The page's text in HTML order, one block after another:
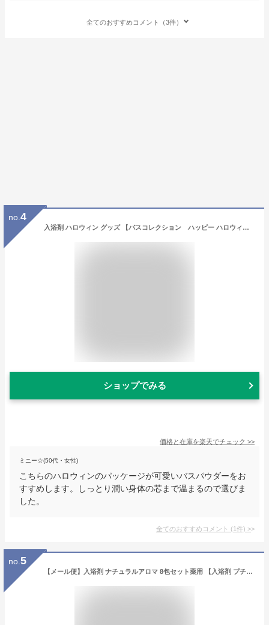
全てのおすすめコメント（3件）
no. 4
入浴剤 ハロウィン グッズ 【バスコレクション ハッピー ハロウィン バスパウダー 14個組】 送料 れ無料 でおトクな14個組！ 雑貨 おしゃれ かぼちゃ 子供 オレンジ プチギフト
ショップでみる
価格と在庫を楽天でチェック >>
ミニー☆(50代・女性)
こちらのハロウィンのパッケージが可愛いバスパウダーをお
すすめします。しっとり潤い身体の芯まで温まるので選びま
した。
全てのおすすめコメント (1件) >
no. 5
【メール便】入浴剤 ナチュラルアロマ 8包セット薬用 【入浴剤 プチギフト おしゃれ ギフト プレゼント 女性 詰め合わせ 日本製 国産 医薬部外品 保湿成分 半身浴 保温】